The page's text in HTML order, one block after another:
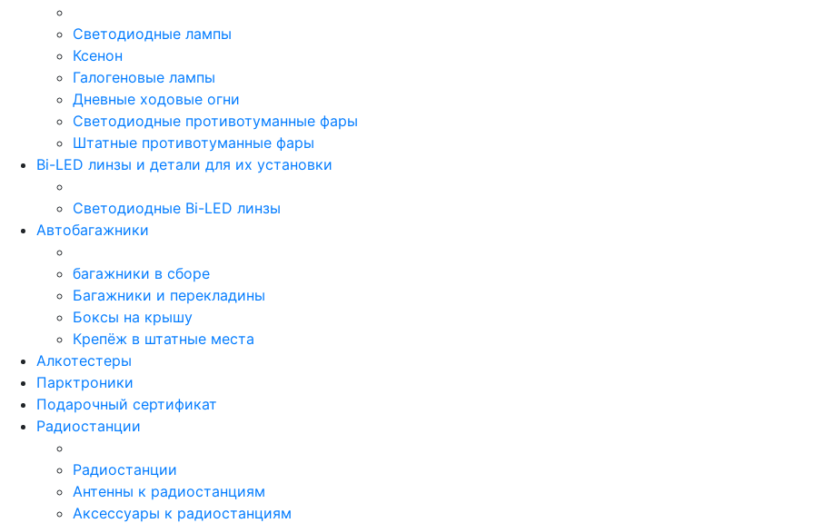
Светодиодные лампы
Ксенон
Галогеновые лампы
Дневные ходовые огни
Светодиодные противотуманные фары
Штатные противотуманные фары
Bi-LED линзы и детали для их установки
Светодиодные Bi-LED линзы
Автобагажники
багажники в сборе
Багажники и перекладины
Боксы на крышу
Крепёж в штатные места
Алкотестеры
Парктроники
Подарочный сертификат
Радиостанции
Радиостанции
Антенны к радиостанциям
Аксессуары к радиостанциям